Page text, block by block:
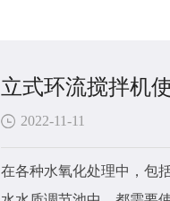
立式环流搅拌机
2022-11-11
在各种水氧化处理中，包